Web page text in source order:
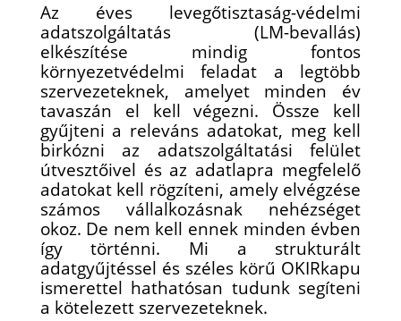
Az éves levegőtisztaság-védelmi
adatszolgáltatás (LM-bevallás)
elkészítése mindig fontos
környezetvédelmi feladat a legtöbb
szervezeteknek, amelyet minden év
tavaszán el kell végezni. Össze kell
gyűjteni a releváns adatokat, meg kell
birkózni az adatszolgáltatási felület
útvesztőivel és az adatlapra megfelelő
adatokat kell rögzíteni, amely elvégzése
számos vállalkozásnak nehézséget
okoz. De nem kell ennek minden évben
így történni. Mi a strukturált
adatgyűjtéssel és széles körű OKIRkapu
ismerettel hathatósan tudunk segíteni
a kötelezett szervezeteknek.